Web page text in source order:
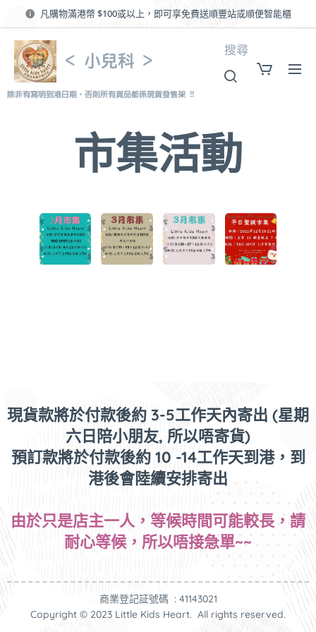
凡購物滿港幣 $100或以上，即可享免費送順豐站或順便智能櫃
< 小兒科 >
除非有寫明到港日期，否則所有貨品都係現貨發售架 !!
搜尋
市集活動
現貨款將於付款後約 3-5工作天內寄出 (星期
六日陪小朋友, 所以唔寄貨)
預訂款將於付款後約 10 -14工作天到港，到
港後會陸續安排寄出
由於只是店主一人，等候時間可能較長，請
耐心等候，所以唔接急單~~
商業登記証號碼 : 41143021
Copyright © 2023 Little Kids Heart. All rights reserved.